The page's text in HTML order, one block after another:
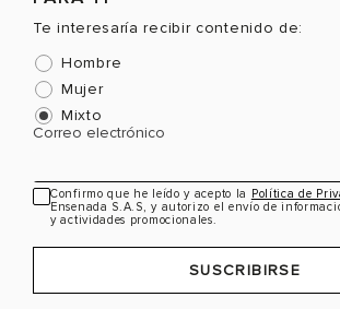
Te interesaría recibir contenido de:
Hombre
Mujer
Mixto
Correo electrónico
Confirmo que he leído y acepto la Política de
Ensenada S.A.S, y autorizo el envío de
y actividades promocionales.
SUSCRIBIRSE